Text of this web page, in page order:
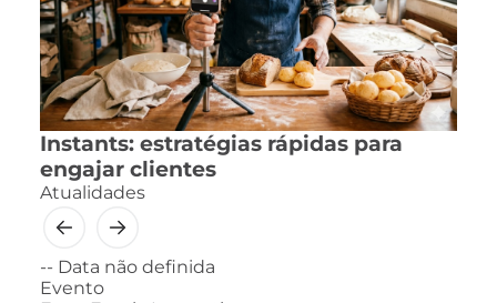
Instants: estratégias rápidas para
engajar clientes
Atualidades
-- Data não definida
Evento